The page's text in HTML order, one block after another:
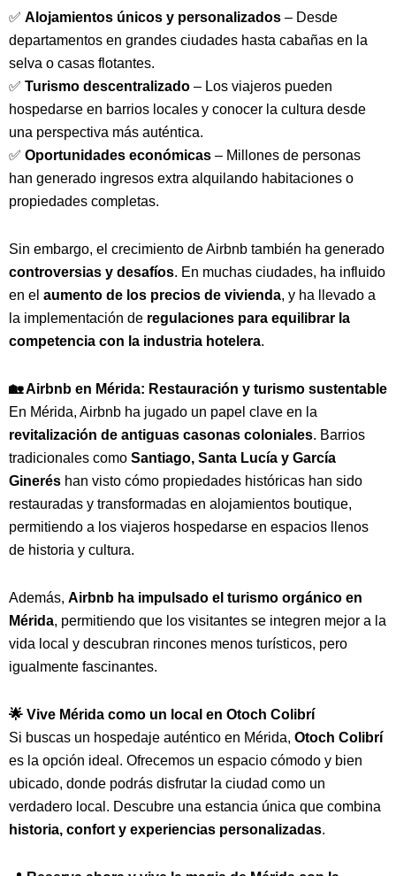
✅ Alojamientos únicos y personalizados – Desde
departamentos en grandes ciudades hasta cabañas en la
selva o casas flotantes.
✅ Turismo descentralizado – Los viajeros pueden
hospedarse en barrios locales y conocer la cultura desde
una perspectiva más auténtica.
✅ Oportunidades económicas – Millones de personas
han generado ingresos extra alquilando habitaciones o
propiedades completas.
Sin embargo, el crecimiento de Airbnb también ha generado
controversias y desafíos. En muchas ciudades, ha influido
en el aumento de los precios de vivienda, y ha llevado a
la implementación de regulaciones para equilibrar la
competencia con la industria hotelera.
🏡 Airbnb en Mérida: Restauración y turismo sustentable
En Mérida, Airbnb ha jugado un papel clave en la
revitalización de antiguas casonas coloniales. Barrios
tradicionales como Santiago, Santa Lucía y García
Ginerés han visto cómo propiedades históricas han sido
restauradas y transformadas en alojamientos boutique,
permitiendo a los viajeros hospedarse en espacios llenos
de historia y cultura.
Además, Airbnb ha impulsado el turismo orgánico en
Mérida, permitiendo que los visitantes se integren mejor a la
vida local y descubran rincones menos turísticos, pero
igualmente fascinantes.
🌟 Vive Mérida como un local en Otoch Colibrí
Si buscas un hospedaje auténtico en Mérida, Otoch Colibrí
es la opción ideal. Ofrecemos un espacio cómodo y bien
ubicado, donde podrás disfrutar la ciudad como un
verdadero local. Descubre una estancia única que combina
historia, confort y experiencias personalizadas.